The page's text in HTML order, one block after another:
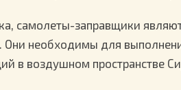
самолеты-заправщики
Они необходимы для
в воздушном пространстве